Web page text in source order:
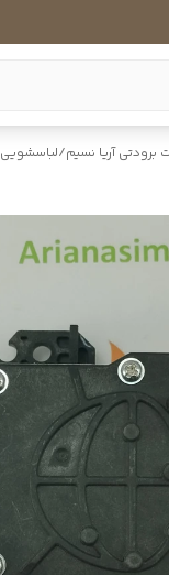
برودتی آریا نسیم/لباسشویی